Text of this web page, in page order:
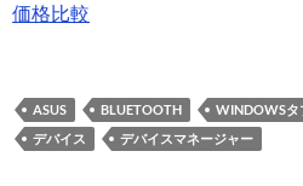
関連理由
価格比較
ASUS BLUETOOTH WINDOWSタ
デバイス
デバイスマネージャー